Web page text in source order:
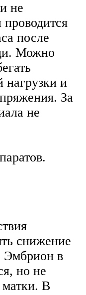
не
проводится
после
Можно
нагрузки и
За
не
снижение
Эмбрион в
но не
матки. В